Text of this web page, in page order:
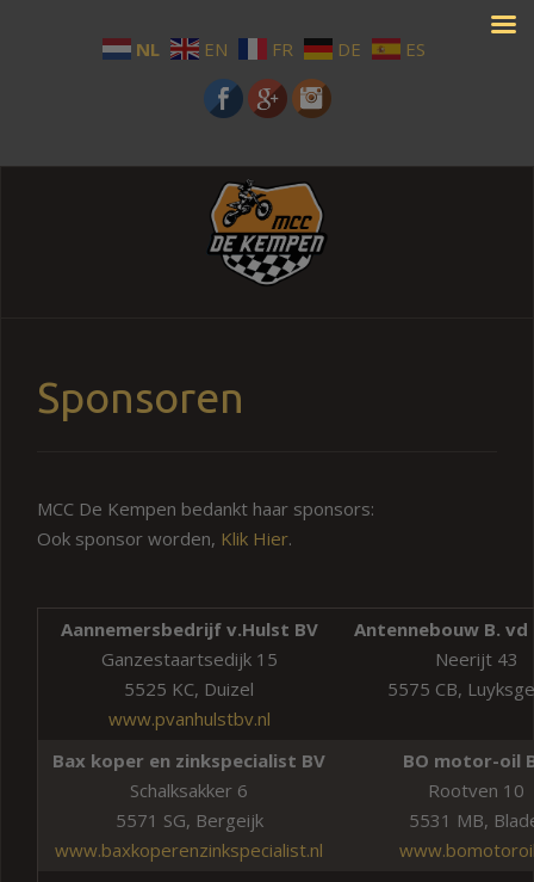
NL EN FR DE ES
Sponsoren
MCC De Kempen bedankt haar sponsors:
Ook sponsor worden, Klik Hier.
Aannemersbedrijf v.Hulst BV
Ganzestaartsedijk 15
5525 KC, Duizel
www.pvanhulstbv.nl
Antennebouw B. vd
Neerijt 43
5575 CB,
Bax koper en zinkspecialist BV
Schalksakker 6
5571 SG, Bergeijk
www.baxkoperenzinkspecialist.nl
BO motor-oil
Rootven 10
5531 MB,